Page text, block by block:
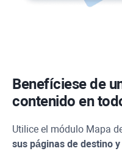
Benefíciese de
contenido en
Utilice el módulo Mapa
sus páginas de destino